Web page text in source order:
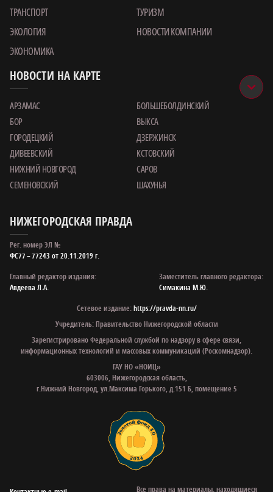
ТРАНСПОРТ
ТУРИЗМ
ЭКОЛОГИЯ
НОВОСТИ КОМПАНИИ
ЭКОНОМИКА
НОВОСТИ НА КАРТЕ
АРЗАМАС
БОЛЬШЕБОЛДИНСКИЙ
БОР
ВЫКСА
ГОРОДЕЦКИЙ
ДЗЕРЖИНСК
ДИВЕЕВСКИЙ
КСТОВСКИЙ
НИЖНИЙ НОВГОРОД
САРОВ
СЕМЕНОВСКИЙ
ШАХУНЬЯ
НИЖЕГОРОДСКАЯ ПРАВДА
Рег. номер ЭЛ №
ФС77 – 77243 от 20.11.2019 г.
Главный редактор издания:
Авдеева Л.А.
Заместитель главного редактора:
Симакина М.Ю.
Сетевое издание:https://pravda-nn.ru/
Учредитель: Правительство Нижегородской области
Зарегистрировано Федеральной службой по надзору в сфере связи,
информационных технологий и массовых коммуникаций (Роскомнадзор).
ГАУ НО «НОИЦ»
603006, Нижегородская область,
г.Нижний Новгород, ул.Максима Горького, д.151 Б, помещение 5
Все права на материалы, находящиеся